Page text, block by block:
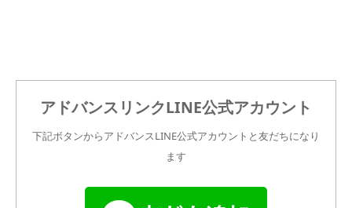
アドバンスリンクLINE公式アカウント
下記ボタンからアドバンスLINE公式アカウントと友だちになり
ます